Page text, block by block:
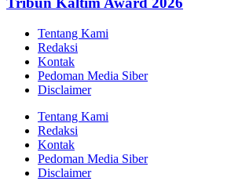
Tentang Kami
Redaksi
Kontak
Pedoman Media Siber
Disclaimer
Tentang Kami
Redaksi
Kontak
Pedoman Media Siber
Disclaimer